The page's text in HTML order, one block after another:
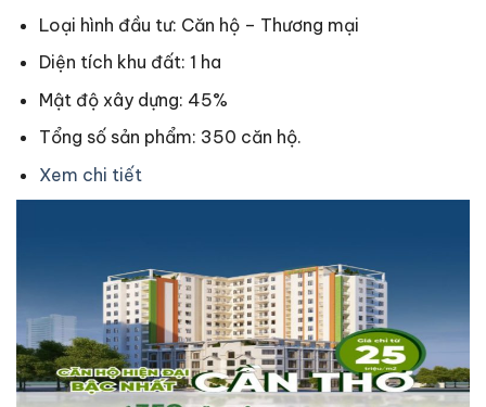
Loại hình đầu tư: Căn hộ – Thương mại
Diện tích khu đất: 1 ha
Mật độ xây dựng: 45%
Tổng số sản phẩm: 350 căn hộ.
Xem chi tiết